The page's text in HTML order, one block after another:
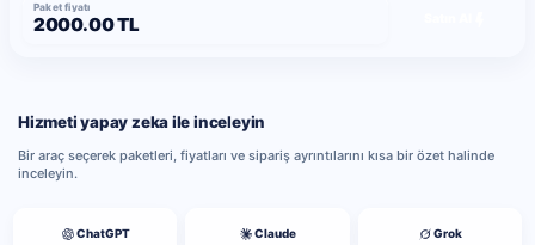
Paket fiyatı
2000.00 TL
Hizmeti yapay zeka ile inceleyin
Bir araç seçerek paketleri, fiyatları ve sipariş ayrıntılarını kısa bir özet halinde
inceleyin.
ChatGPT Claude Grok